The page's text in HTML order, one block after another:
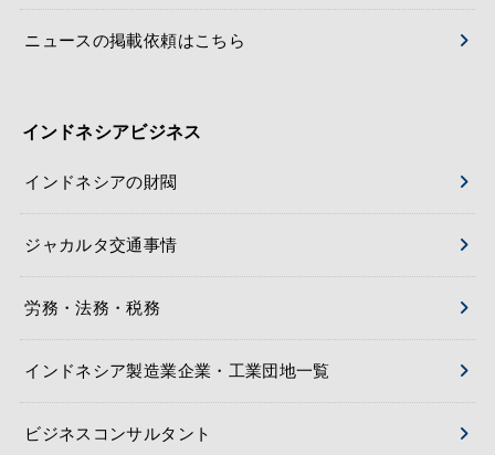
ニュースの掲載依頼はこちら
インドネシアビジネス
インドネシアの財閥
ジャカルタ交通事情
労務・法務・税務
インドネシア製造業企業・工業団地一覧
ビジネスコンサルタント